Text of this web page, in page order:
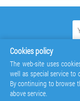
Cookies policy
The web-site uses
well as special service to
By continuing to browse
above service.